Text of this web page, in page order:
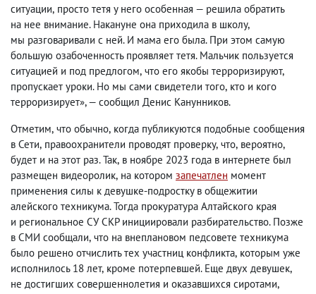
ситуации, просто тетя у него особенная — решила обратить
на нее внимание. Накануне она приходила в школу,
мы разговаривали с ней. И мама его была. При этом самую
большую озабоченность проявляет тетя. Мальчик пользуется
ситуацией и под предлогом, что его якобы терроризируют,
пропускает уроки. Но мы сами свидетели того, кто и кого
терроризирует», — сообщил Денис Канунников.
Отметим, что обычно, когда публикуются подобные сообщения
в Сети, правоохранители проводят проверку, что, вероятно,
будет и на этот раз. Так, в ноябре 2023 года в интернете был
размещен видеоролик, на котором запечатлен момент
применения силы к девушке-подростку в общежитии
алейского техникума. Тогда прокуратура Алтайского края
и региональное СУ СКР инициировали разбирательство. Позже
в СМИ сообщали, что на внеплановом педсовете техникума
было решено отчислить тех участниц конфликта, которым уже
исполнилось 18 лет, кроме потерпевшей. Еще двух девушек,
не достигших совершеннолетия и оказавшихся сиротами,